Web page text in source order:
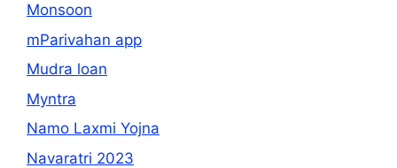
Monsoon
mParivahan app
Mudra loan
Myntra
Namo Laxmi Yojna
Navaratri 2023